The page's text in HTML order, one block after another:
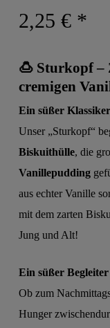
2,25 € *
🍮 Sturkopf
cremigen
Ein süßer
Unser „Sturkopf“
Biskuithülle, die
Vanillepudding
aus echter Vanille
mit dem zarten
Jung und Alt!
Ein süßer
Ob zum
Hunger